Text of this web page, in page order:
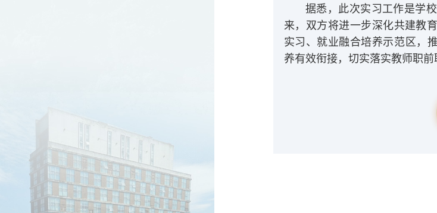
据悉，此次实习工作是学
来，双方将进一步深化共建教
实习、就业融合培养示范区，
养有效衔接，切实落实教师职前